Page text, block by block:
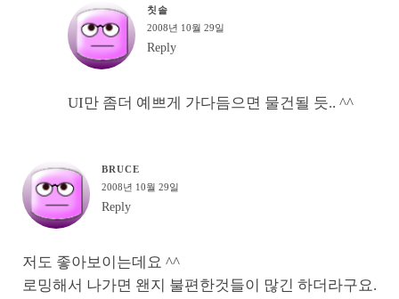
칫솔
2008년 10월 29일
Reply
UI만 좀더 예쁘게 가다듬으면 물건될 듯.. ^^
BRUCE
2008년 10월 29일
Reply
저도 좋아보이는데요 ^^
로밍해서 나가면 왠지 불편한것들이 많긴 하더라구요.